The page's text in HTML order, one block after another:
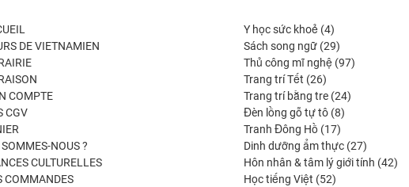
DE VIETNAMIEN
COMPTE
CGV
NOUS ?
CULTURELLES
COMMANDES
Y học sức khoẻ 44
produits
Sách song ngữ 2929
produits
Thủ công mĩ nghệ 9797
Trang trí Tết 2626
produits
Trang trí bằng tre 2424
Đèn lồng gỗ tự tô 88
Tranh Đông Hồ 1717
produits
Dinh dưỡng ẩm thực 2727
produits
Hôn nhân & tâm lý giới tính 4242
Học tiếng Việt 5252